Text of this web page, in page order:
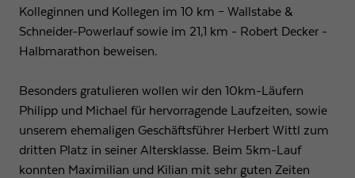
Kolleginnen und Kollegen im 10 km – Wallstabe &
Schneider-Powerlauf sowie im 21,1 km - Robert Decker -
Halbmarathon beweisen.
Besonders gratulieren wollen wir den 10km-Läufern
Philipp und Michael für hervorragende Laufzeiten, sowie
unserem ehemaligen Geschäftsführer Herbert Wittl zum
dritten Platz in seiner Altersklasse. Beim 5km-Lauf
konnten Maximilian und Kilian mit sehr guten Zeiten